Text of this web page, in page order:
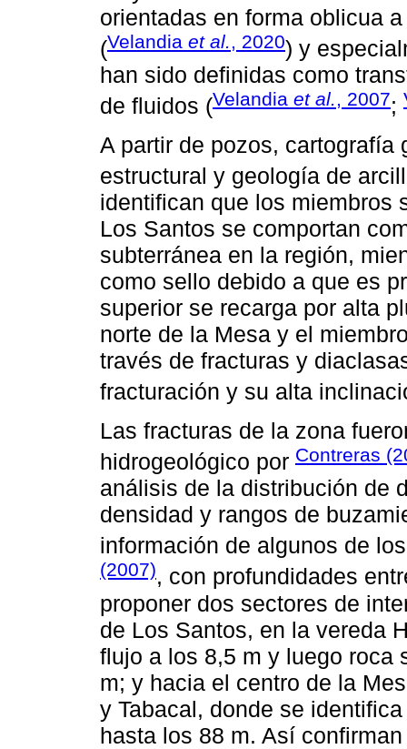
orientadas en forma oblicua
(Velandia et al., 2020) y
han sido definidas como
de fluidos (Velandia et al., 2007;
A partir de pozos,
estructural y geología de
identifican que los miembros
Los Santos se comportan
subterránea en la región,
como sello debido a que es
superior se recarga por alta
norte de la Mesa y el
través de fracturas y
fracturación y su alta
Las fracturas de la zona
hidrogeológico por Contreras
análisis de la distribución de
densidad y rangos de
información de algunos de
(2007), con profundidades
proponer dos sectores de
de Los Santos, en la vereda
flujo a los 8,5 m y luego roca
m; y hacia el centro de la
y Tabacal, donde se
hasta los 88 m. Así